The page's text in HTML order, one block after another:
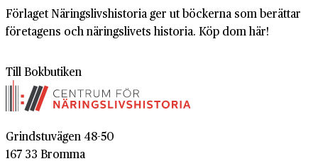
Förlaget Näringslivshistoria ger ut böckerna som berättar
företagens och näringslivets historia. Köp dom här!
Till Bokbutiken
Grindstuvägen 48-50
167 33 Bromma